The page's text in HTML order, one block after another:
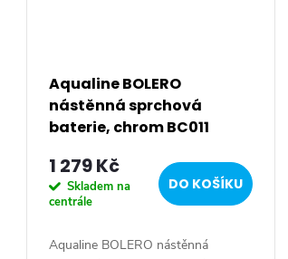
Aqualine BOLERO
nástěnná sprchová
baterie, chrom BC011
1 279 Kč
Skladem na
centrále
DO KOŠÍKU
Aqualine BOLERO nástěnná